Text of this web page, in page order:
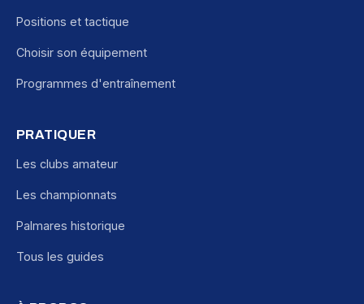
Positions et tactique
Choisir son équipement
Programmes d'entraînement
PRATIQUER
Les clubs amateur
Les championnats
Palmares historique
Tous les guides